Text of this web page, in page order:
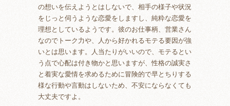
の想いを伝えようとはしないで、相手の様子や状況
をじっと伺うような恋愛をしますし、純粋な恋愛を
理想としているようです。彼のお仕事柄、営業さん
なのでトーク力や、人から好かれるモテる要因が強
いとは思います。人当たりがいいので、モテるとい
う点で心配は付き物かと思いますが、性格の誠実さ
と着実な愛情を求めるために冒険的で早とちりする
様な行動や言動はしないため、不安にならなくても
大丈夫ですよ。